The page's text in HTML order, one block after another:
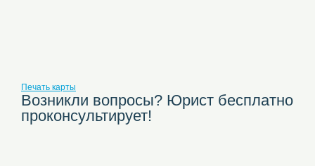
Печать карты
Возникли вопросы? Юрист бесплатно
проконсультирует!